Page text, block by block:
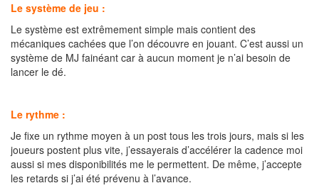
Le système de jeu :
Le système est extrêmement simple mais contient des
mécaniques cachées que l’on découvre en jouant. C’est aussi un
système de MJ fainéant car à aucun moment je n’ai besoin de
lancer le dé.
Le rythme :
Je fixe un rythme moyen à un post tous les trois jours, mais si les
joueurs postent plus vite, j’essayerais d’accélérer la cadence moi
aussi si mes disponibilités me le permettent. De même, j’accepte
les retards si j’ai été prévenu à l’avance.